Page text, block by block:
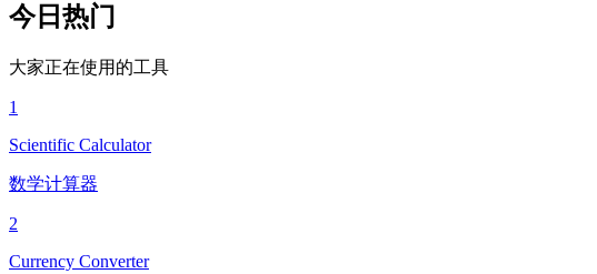
今日热门
大家正在使用的工具
1
Scientific Calculator
数学计算器
2
Currency Converter